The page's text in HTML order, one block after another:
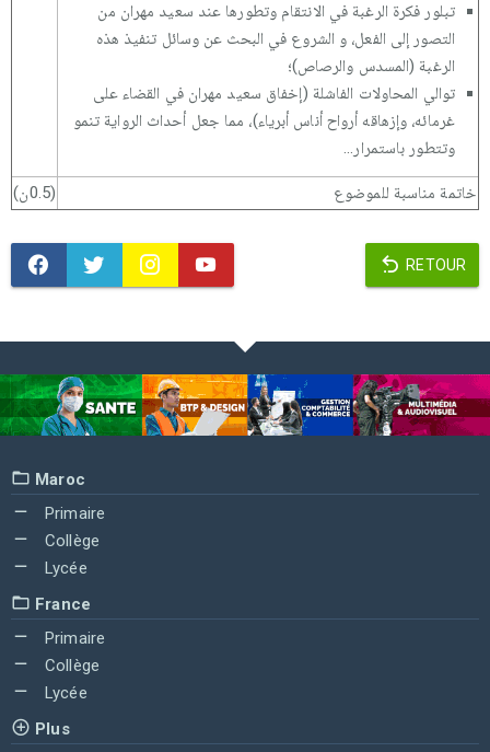
تبلور فكرة الرغبة في الانتقام وتطورها عند سعيد مهران من
التصور إلى الفعل، و الشروع في البحث عن وسائل تنفيذ هذه
الرغبة (المسدس والرصاص)؛
توالي المحاولات الفاشلة (إخفاق سعيد مهران في القضاء على
غرمائه، وإزهاقه أرواح أناس أبرياء)، مما جعل أحداث الرواية تنمو
وتتطور باستمرار...
خاتمة مناسبة للموضوع (0.5ن)
RETOUR
Maroc
Primaire
Collège
Lycée
France
Primaire
Collège
Lycée
Plus